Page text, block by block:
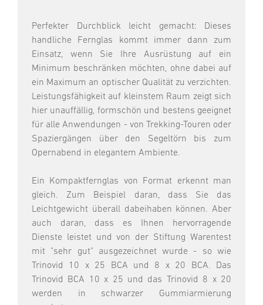
Perfekter Durchblick leicht gemacht: Dieses
handliche Fernglas kommt immer dann zum
Einsatz, wenn Sie Ihre Ausrüstung auf ein
Minimum beschränken möchten, ohne dabei auf
ein Maximum an optischer Qualität zu verzichten.
Leistungsfähigkeit auf kleinstem Raum zeigt sich
hier unauffällig, formschön und bestens geeignet
für alle Anwendungen - von Trekking-Touren oder
Spaziergängen über den Segeltörn bis zum
Opernabend in elegantem Ambiente.
Ein Kompaktfernglas von Format erkennt man
gleich. Zum Beispiel daran, dass Sie das
Leichtgewicht überall dabeihaben können. Aber
auch daran, dass es Ihnen hervorragende
Dienste leistet und von der Stiftung Warentest
mit "sehr gut" ausgezeichnet wurde - so wie
Trinovid 10 x 25 BCA und 8 x 20 BCA. Das
Trinovid BCA 10 x 25 und das Trinovid 8 x 20
werden in schwarzer Gummiarmierung